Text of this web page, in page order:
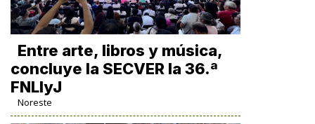
Entre arte, libros y música,
concluye la SECVER la 36.ª
FNLIyJ
Noreste